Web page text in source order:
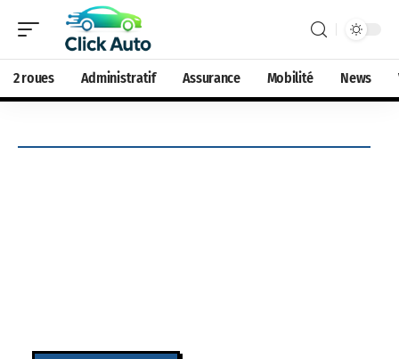
2 roues Administratif Assurance Mobilité News